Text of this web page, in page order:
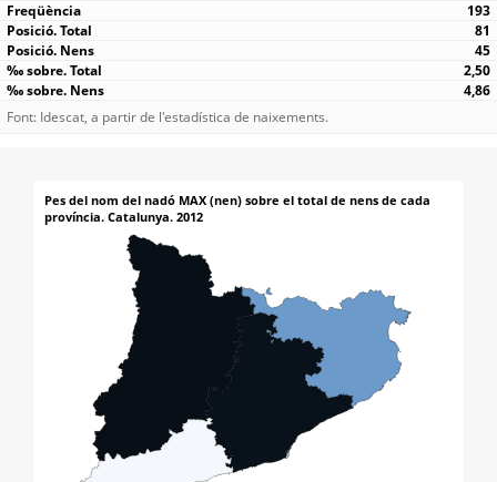
193
81
45
2,50
4,86
Font: Idescat, a partir de l'estadística de naixements.